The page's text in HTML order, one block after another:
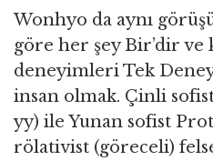
Wonhyo da aynı
göre her şey Bir’dir
deneyimleri Tek
insan olmak. Çinli
yy) ile Yunan sofist
rölativist (göreceli)